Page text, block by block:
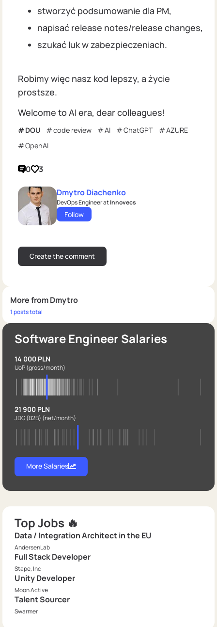
More from Dmytro
1 posts total
stworzyć podsumowanie dla PM,
napisać release notes/release changes,
szukać luk w zabezpieczeniach.
Robimy więc nasz kod lepszy, a życie
prostsze.
Welcome to AI era, dear colleagues!
DOU code review AI ChatGPT
AZURE
OpenAI
0 3
Dmytro Diachenko
DevOps Engineer atInnovecs
Follow
Software Engineer Salaries
14 000 PLN
UoP(gross/month)
21 900 PLN
JDG (B2B) (net/month)
More Salaries
Top Jobs 🔥
Data / Integration Architect in the EU
AndersenLab
Full Stack Developer
Stape, Inc
Unity Developer
Moon Active
Talent Sourcer
Swarmer